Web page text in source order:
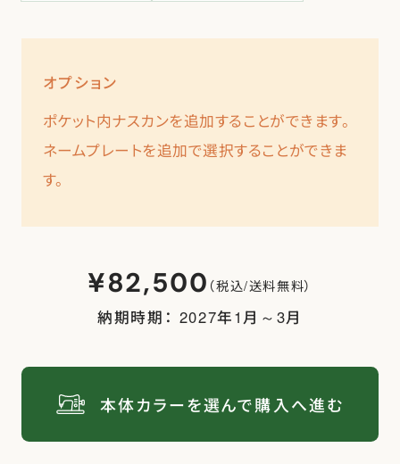
オプション
ポケット内ナスカンを追加することができます。
ネームプレートを追加で選択することができま
す。
¥82,500 （税込/送料無料）
納期時期： 2027年1月～3月
本体カラーを選んで購入へ進む